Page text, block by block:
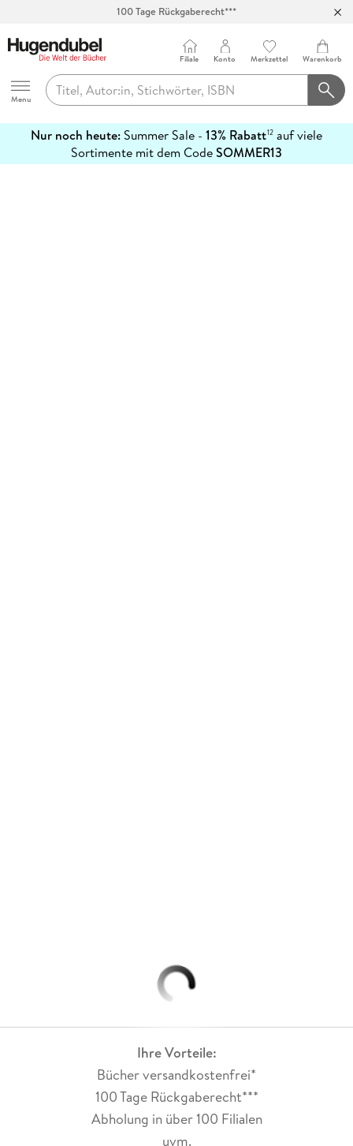
100 Tage Rückgaberecht***
Hugendubel
Menu
Filiale Konto Merkzettel Warenkorb
Nur noch heute: Summer Sale - 13% Rabatt12 auf viele
Sortimente mit dem CodeSOMMER13
erfahren
Ihre Vorteile:
Bücher versandkostenfrei*
100 Tage Rückgaberecht***
Abholung in über 100 Filialen
uvm.